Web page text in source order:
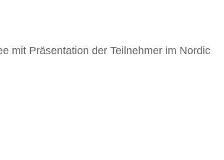
mit Präsentation der Teilnehmer im Nordic